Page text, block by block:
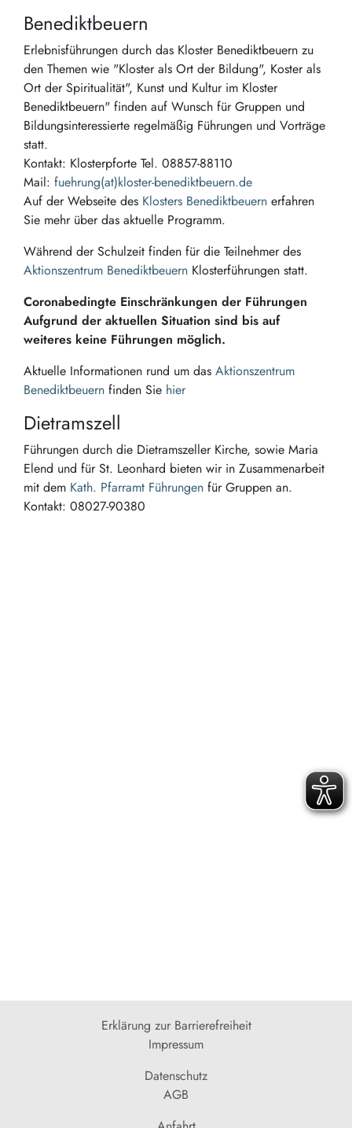
Benediktbeuern
Erlebnisführungen durch das Kloster Benediktbeuern zu
den Themen wie "Kloster als Ort der Bildung", Koster als
Ort der Spiritualität", Kunst und Kultur im Kloster
Benediktbeuern" finden auf Wunsch für Gruppen und
Bildungsinteressierte regelmäßig Führungen und Vorträge
statt.
Kontakt: Klosterpforte Tel. 08857-88110
Mail: fuehrung(at)kloster-benediktbeuern.de
Auf der Webseite des Klosters Benediktbeuern erfahren
Sie mehr über das aktuelle Programm.
Während der Schulzeit finden für die Teilnehmer des
Aktionszentrum Benediktbeuern Klosterführungen statt.
Coronabedingte Einschränkungen der Führungen
Aufgrund der aktuellen Situation sind bis auf
weiteres keine Führungen möglich.
Aktuelle Informationen rund um das Aktionszentrum
Benediktbeuern finden Sie hier
Dietramszell
Führungen durch die Dietramszeller Kirche, sowie Maria
Elend und für St. Leonhard bieten wir in Zusammenarbeit
mit dem Kath. Pfarramt Führungen für Gruppen an.
Kontakt: 08027-90380
Erklärung zur Barrierefreiheit
Impressum
Datenschutz
AGB